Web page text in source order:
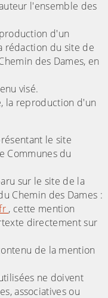
l'ensemble des
d'un
rédaction du site de
des Dames, en
visé.
la reproduction d'un
le site
Communes du
sur le site de la
Chemin des Dames :
, cette mention
directement sur
de la mention
ne doivent
associatives ou